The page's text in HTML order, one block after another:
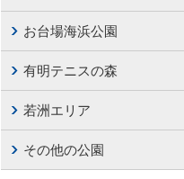
お台場海浜公園
有明テニスの森
若洲エリア
その他の公園